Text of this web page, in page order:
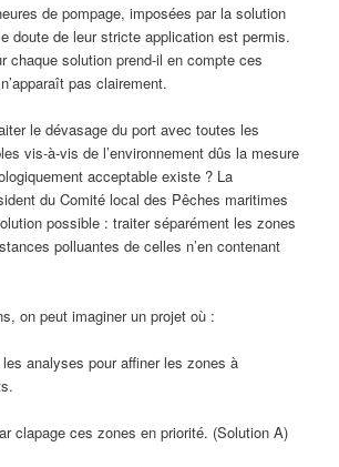
de pompage, imposées par la solution
doute de leur stricte application est permis.
chaque solution prend-il en compte ces
pas clairement.
le dévasage du port avec toutes les
vis-à-vis de l’environnement dûs la mesure
acceptable existe ? La
du Comité local des Pêches maritimes
possible : traiter séparément les zones
polluantes de celles n’en contenant
on peut imaginer un projet où :
analyses pour affiner les zones à
clapage ces zones en priorité. (Solution A)